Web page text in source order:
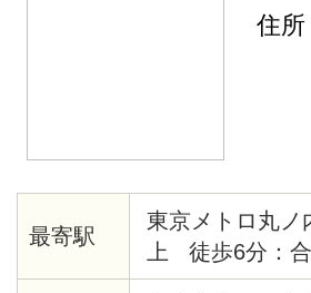
住
最寄駅
東京メトロ丸ノ
上 徒歩6分：